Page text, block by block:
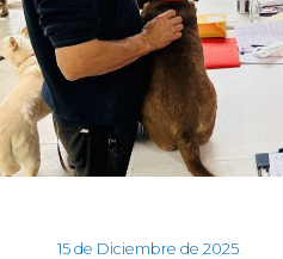
15 de Diciembre de 2025